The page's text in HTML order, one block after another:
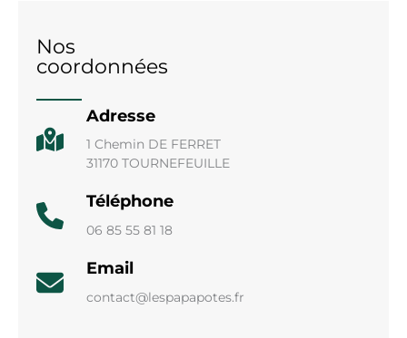
Nos
coordonnées
Adresse
1 Chemin DE FERRET
31170 TOURNEFEUILLE
Téléphone
06 85 55 81 18
Email
contact@lespapapotes.fr